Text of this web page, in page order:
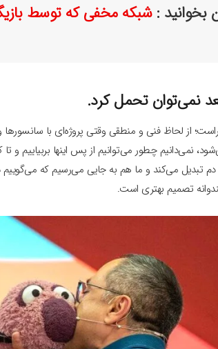
بخوانید :شبکه مخفی که توسط
نمی‌توان تحمل کرد.
از لحاظ فنی و منطقی وقتی پروژه‌ای با سانسورها
نمی‌‌دانیم چطور می‌توانیم از پس اینها بربیاییم و تا
دم تبدیل می‌کند و ما هم به جایی می‌رسیم که می‌‌گوییم
تصمیم بهتری است.